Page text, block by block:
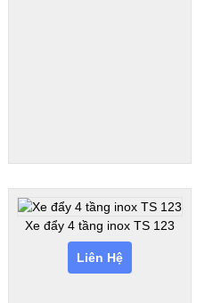
Xe đẩy 4 tầng inox TS 123
Liên Hệ